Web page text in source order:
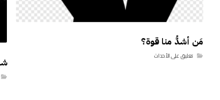
مَن أشدُّ منا قوة؟
تعليق على الأحداث